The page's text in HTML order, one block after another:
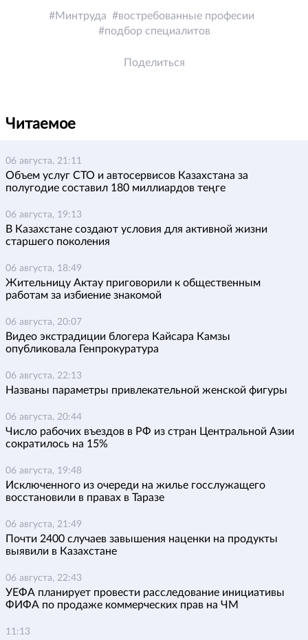
Минтруда
востребованные професии
подбор специалитов
Поделиться
Читаемое
06 августа, 21:11
Объем услуг СТО и автосервисов Казахстана за
полугодие составил 180 миллиардов теңге
06 августа, 19:13
В Казахстане создают условия для активной жизни
старшего поколения
06 августа, 18:49
Жительницу Актау приговорили к общественным
работам за избиение знакомой
06 августа, 20:07
Видео экстрадиции блогера Кайсара Камзы
опубликовала Генпрокуратура
06 августа, 22:13
Названы параметры привлекательной женской фигуры
06 августа, 20:44
Число рабочих въездов в РФ из стран Центральной Азии
сократилось на 15%
06 августа, 19:48
Исключенного из очереди на жилье госслужащего
восстановили в правах в Таразе
06 августа, 21:49
Почти 2400 случаев завышения наценки на продукты
выявили в Казахстане
06 августа, 22:43
УЕФА планирует провести расследование инициативы
ФИФА по продаже коммерческих прав на ЧМ
11:13